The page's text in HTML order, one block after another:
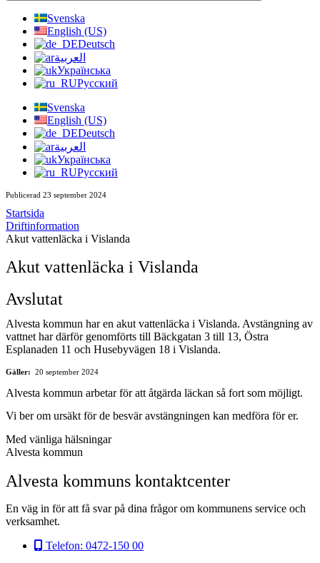
Svenska
English (US)
Deutsch
العربية
Українська
Русский
Svenska
English (US)
Deutsch
العربية
Українська
Русский
Publicerad 23 september 2024
Startsida
Driftinformation
Akut vattenläcka i Vislanda
Akut vattenläcka i Vislanda
Avslutat
Alvesta kommun har en akut vattenläcka i Vislanda. Avstängning av
vattnet har därför genomförts till Bäckgatan 3 till 13, Östra
Esplanaden 11 och Husebyvägen 18 i Vislanda.
Gäller: 20 september 2024
Alvesta kommun arbetar för att åtgärda läckan så fort som möjligt.
Vi ber om ursäkt för de besvär avstängningen kan medföra för er.
Med vänliga hälsningar
Alvesta kommun
Alvesta kommuns kontaktcenter
En väg in för att få svar på dina frågor om kommunens service och
verksamhet.
Telefon: 0472-150 00